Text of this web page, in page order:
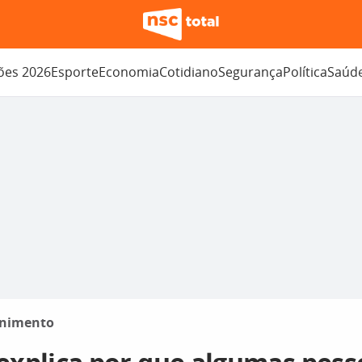
2026EsporteEconomiaCotidianoSegurançaPolítica